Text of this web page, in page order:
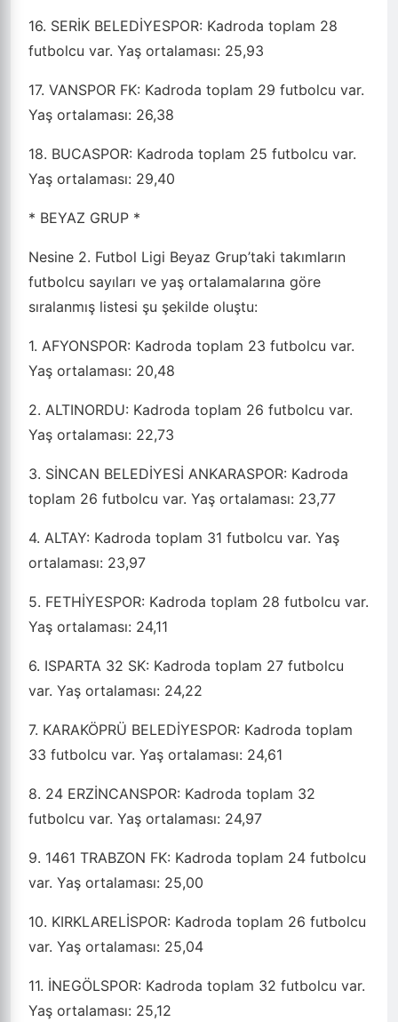
16. SERİK BELEDİYESPOR: Kadroda toplam 28
futbolcu var. Yaş ortalaması: 25,93
17. VANSPOR FK: Kadroda toplam 29 futbolcu var.
Yaş ortalaması: 26,38
18. BUCASPOR: Kadroda toplam 25 futbolcu var.
Yaş ortalaması: 29,40
* BEYAZ GRUP *
Nesine 2. Futbol Ligi Beyaz Grup’taki takımların
futbolcu sayıları ve yaş ortalamalarına göre
sıralanmış listesi şu şekilde oluştu:
1. AFYONSPOR: Kadroda toplam 23 futbolcu var.
Yaş ortalaması: 20,48
2. ALTINORDU: Kadroda toplam 26 futbolcu var.
Yaş ortalaması: 22,73
3. SİNCAN BELEDİYESİ ANKARASPOR: Kadroda
toplam 26 futbolcu var. Yaş ortalaması: 23,77
4. ALTAY: Kadroda toplam 31 futbolcu var. Yaş
ortalaması: 23,97
5. FETHİYESPOR: Kadroda toplam 28 futbolcu var.
Yaş ortalaması: 24,11
6. ISPARTA 32 SK: Kadroda toplam 27 futbolcu
var. Yaş ortalaması: 24,22
7. KARAKÖPRÜ BELEDİYESPOR: Kadroda toplam
33 futbolcu var. Yaş ortalaması: 24,61
8. 24 ERZİNCANSPOR: Kadroda toplam 32
futbolcu var. Yaş ortalaması: 24,97
9. 1461 TRABZON FK: Kadroda toplam 24 futbolcu
var. Yaş ortalaması: 25,00
10. KIRKLARELİSPOR: Kadroda toplam 26 futbolcu
var. Yaş ortalaması: 25,04
11. İNEGÖLSPOR: Kadroda toplam 32 futbolcu var.
Yaş ortalaması: 25,12